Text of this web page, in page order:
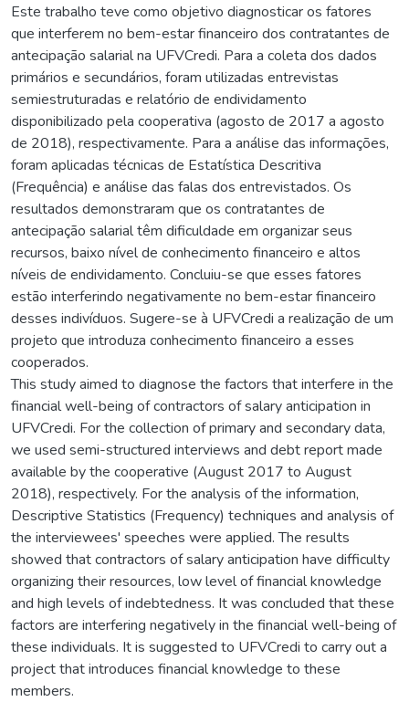
Este trabalho teve como objetivo diagnosticar os fatores
que interferem no bem-estar financeiro dos contratantes de
antecipação salarial na UFVCredi. Para a coleta dos dados
primários e secundários, foram utilizadas entrevistas
semiestruturadas e relatório de endividamento
disponibilizado pela cooperativa (agosto de 2017 a agosto
de 2018), respectivamente. Para a análise das informações,
foram aplicadas técnicas de Estatística Descritiva
(Frequência) e análise das falas dos entrevistados. Os
resultados demonstraram que os contratantes de
antecipação salarial têm dificuldade em organizar seus
recursos, baixo nível de conhecimento financeiro e altos
níveis de endividamento. Concluiu-se que esses fatores
estão interferindo negativamente no bem-estar financeiro
desses indivíduos. Sugere-se à UFVCredi a realização de um
projeto que introduza conhecimento financeiro a esses
cooperados.
This study aimed to diagnose the factors that interfere in the
financial well-being of contractors of salary anticipation in
UFVCredi. For the collection of primary and secondary data,
we used semi-structured interviews and debt report made
available by the cooperative (August 2017 to August
2018), respectively. For the analysis of the information,
Descriptive Statistics (Frequency) techniques and analysis of
the interviewees' speeches were applied. The results
showed that contractors of salary anticipation have difficulty
organizing their resources, low level of financial knowledge
and high levels of indebtedness. It was concluded that these
factors are interfering negatively in the financial well-being of
these individuals. It is suggested to UFVCredi to carry out a
project that introduces financial knowledge to these
members.